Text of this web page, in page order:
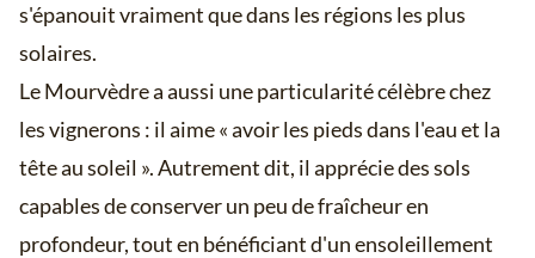
s'épanouit vraiment que dans les régions les plus
solaires.
Le Mourvèdre a aussi une particularité célèbre chez
les vignerons : il aime « avoir les pieds dans l'eau et la
tête au soleil ». Autrement dit, il apprécie des sols
capables de conserver un peu de fraîcheur en
profondeur, tout en bénéficiant d'un ensoleillement